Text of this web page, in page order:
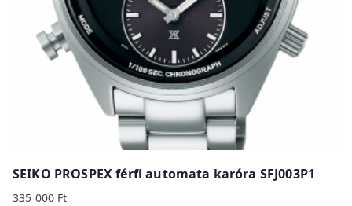
SEIKO PROSPEX férfi automata karóra SFJ003P1
335 000 Ft